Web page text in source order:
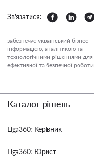
Зв'язатися:
забезпечує український бізнес
інформацією, аналітикою та
технологічними рішеннями для
ефективної та безпечної роботи.
Каталог рішень
Liga360: Керівник
Liga360: Юрист